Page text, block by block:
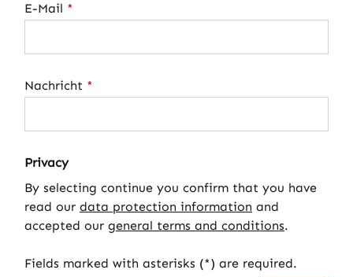
E-Mail *
Nachricht *
Privacy
By selecting continue you confirm that you have
read our data protection information and
accepted our general terms and conditions.
Fields marked with asterisks (*) are required.